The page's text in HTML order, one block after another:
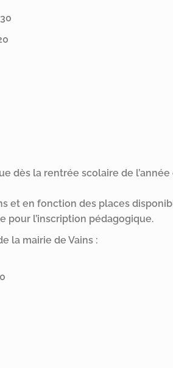
dès la rentrée scolaire de
et en fonction des places
pour l’inscription pédagogique.
la mairie de Vains :